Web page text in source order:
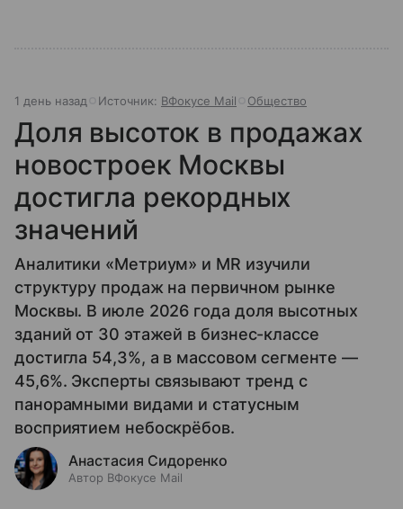
1 день назад Источник: ВФокусе Mail Общество
Доля высоток в продажах
новостроек Москвы
достигла рекордных
значений
Аналитики «Метриум» и MR изучили
структуру продаж на первичном рынке
Москвы. В июле 2026 года доля высотных
зданий от 30 этажей в бизнес-классе
достигла 54,3%, а в массовом сегменте —
45,6%. Эксперты связывают тренд с
панорамными видами и статусным
восприятием небоскрёбов.
Анастасия Сидоренко
Автор ВФокусе Mail